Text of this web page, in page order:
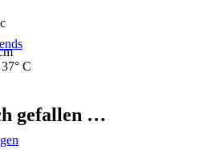
C
gefallen …